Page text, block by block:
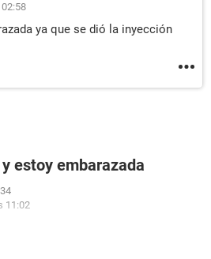
ya que se dió la inyección
estoy embarazada
11:02